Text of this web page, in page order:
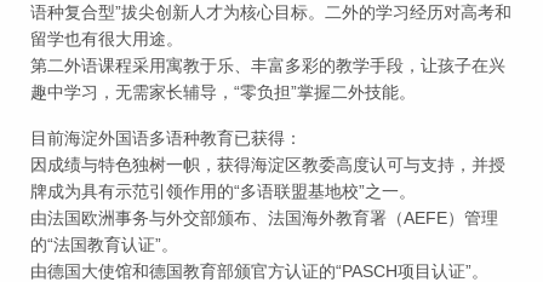
语种复合型”拔尖创新人才为核心目标。二外的学习经历对高考和
留学也有很大用途。
第二外语课程采用寓教于乐、丰富多彩的教学手段，让孩子在兴
趣中学习，无需家长辅导，“零负担”掌握二外技能。
目前海淀外国语多语种教育已获得：
因成绩与特色独树一帜，获得海淀区教委高度认可与支持，并授
牌成为具有示范引领作用的“多语联盟基地校”之一。
由法国欧洲事务与外交部颁布、法国海外教育署（AEFE）管理
的“法国教育认证”。
由德国大使馆和德国教育部颁官方认证的“PASCH项目认证”。